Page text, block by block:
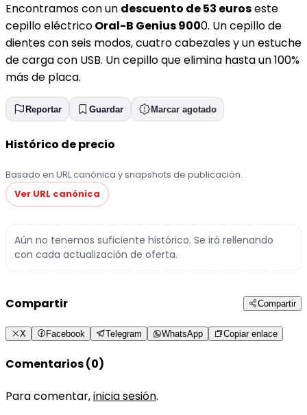
Encontramos con un descuento de 53 euroseste
cepillo eléctricoOral-B Genius 9000. Un cepillo de
dientes con seis modos, cuatro cabezales y un estuche
de carga con USB. Un cepillo que elimina hasta un 100%
más de placa.
Reportar Guardar Marcar agotado
Histórico de precio
Basado en URL canónica y snapshots de publicación.
Ver URL canónica
Aún no tenemos suficiente histórico. Se irá rellenando
con cada actualización de oferta.
Compartir Compartir
X Facebook Telegram WhatsApp Copiar enlace
Comentarios (0)
Para comentar,inicia sesión.